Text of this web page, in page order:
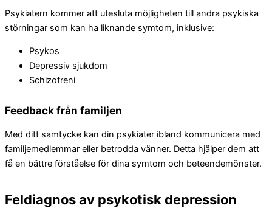
Psykiatern kommer att utesluta möjligheten till andra psykiska
störningar som kan ha liknande symtom, inklusive:
Psykos
Depressiv sjukdom
Schizofreni
Feedback från familjen
Med ditt samtycke kan din psykiater ibland kommunicera med
familjemedlemmar eller betrodda vänner. Detta hjälper dem att
få en bättre förståelse för dina symtom och beteendemönster.
Feldiagnos av psykotisk depression